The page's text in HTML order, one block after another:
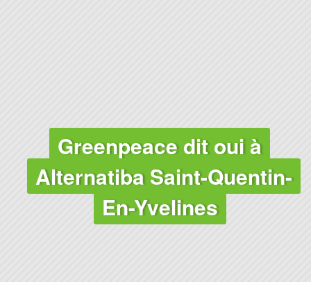
Greenpeace dit oui à
Alternatiba Saint-Quentin-
En-Yvelines